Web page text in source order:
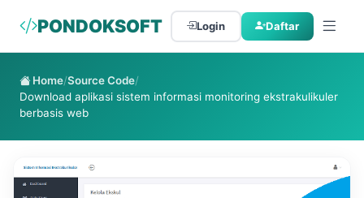
PONDOKSOFT Login Daftar
Home/Source Code/
Download aplikasi sistem informasi monitoring ekstrakulikuler
berbasis web